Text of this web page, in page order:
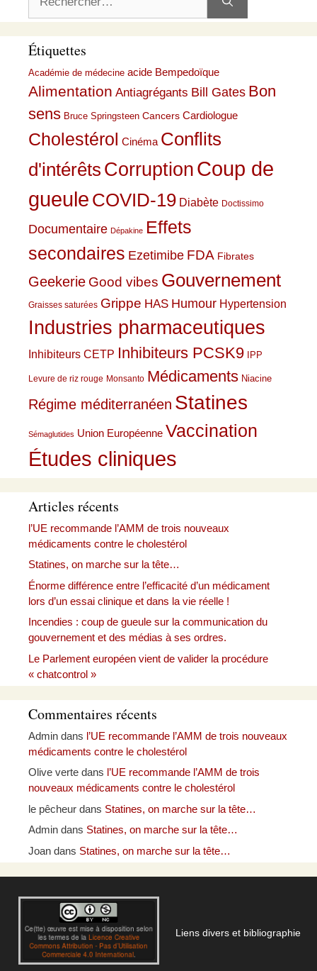
Étiquettes
Académie de médecine acide Bempedoïque
Alimentation Antiagrégants Bill Gates Bon
sens Bruce Springsteen Cancers Cardiologue
Cholestérol Cinéma Conflits
d'intérêts CorruptionCoup de
gueule COVID-19 Diabète Doctissimo
Documentaire Dépakine Effets
secondaires Ezetimibe FDA Fibrates
Geekerie Good vibes Gouvernement
Graisses saturées Grippe HAS Humour Hypertension
Industries pharmaceutiques
Inhibiteurs CETP Inhibiteurs PCSK9 IPP
Levure de riz rouge Monsanto Médicaments Niacine
Régime méditerranéen Statines
Sémaglutides Union Européenne Vaccination
Études cliniques
Articles récents
l’UE recommande l’AMM de trois nouveaux
médicaments contre le cholestérol
Statines, on marche sur la tête…
Énorme différence entre l’efficacité d’un médicament
lors d’un essai clinique et dans la vie réelle !
Incendies : coup de gueule sur la communication du
gouvernement et des médias à ses ordres.
Le Parlement européen vient de valider la procédure
« chatcontrol »
Commentaires récents
Admin dans l’UE recommande l’AMM de trois nouveaux
médicaments contre le cholestérol
Olive verte dans l’UE recommande l’AMM de trois
nouveaux médicaments contre le cholestérol
le pêcheur dans Statines, on marche sur la tête…
Admin dans Statines, on marche sur la tête…
Joan dans Statines, on marche sur la tête…
Liens divers et bibliographie